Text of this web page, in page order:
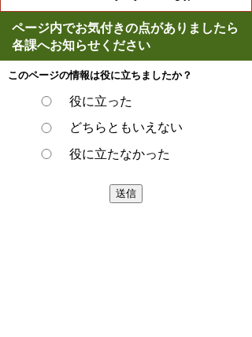
ページ内でお気付きの点がありましたら
各課へお知らせください
このページの情報は役に立ちましたか？
役に立った
どちらともいえない
役に立たなかった